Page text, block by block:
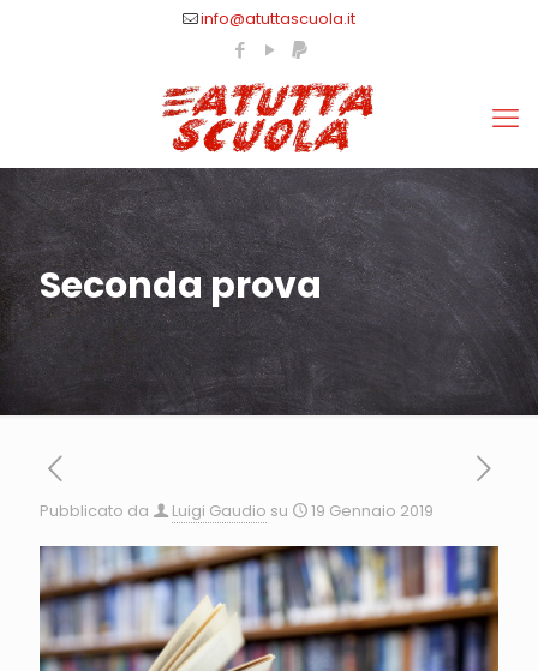
info@atuttascuola.it
Seconda prova
Pubblicato da Luigi Gaudio su 19 Gennaio 2019